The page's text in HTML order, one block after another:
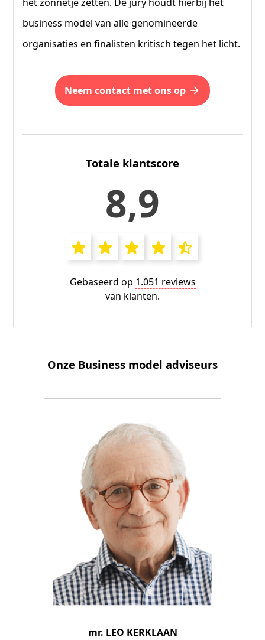
business model van alle genomineerde
organisaties en finalisten kritisch tegen het licht.
neem contact met ons op
Totale klantscore
8,9
Gebaseerd op 1.051 reviews
van klanten.
Onze Business model adviseurs
mr. LEO KERKLAAN